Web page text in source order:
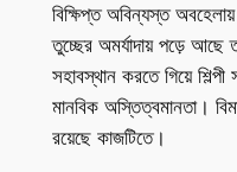
বিক্ষিপ্ত অবিন্যস্ত
তুচ্ছের অমর্যাদায় পড়ে আছে
সহাবস্থান করতে গিয়ে
মানবিক অস্তিত্বমানতা।
রয়েছে কাজটিতে।